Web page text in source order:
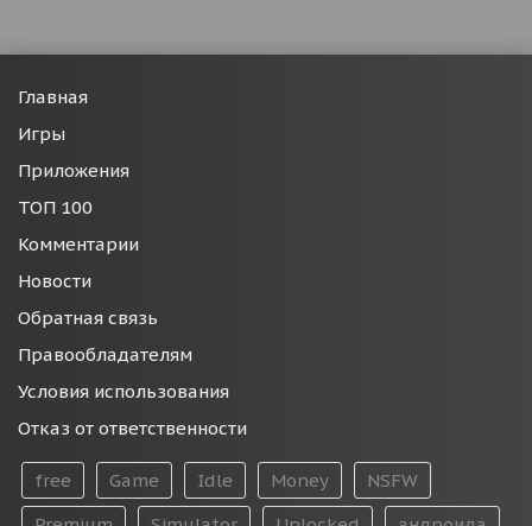
Главная
Игры
Приложения
ТОП 100
Комментарии
Новости
Обратная связь
Правообладателям
Условия использования
Отказ от ответственности
free Game Idle Money
NSFW